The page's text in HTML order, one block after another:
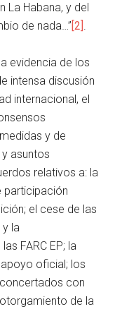
La Habana, y del
de nada…” [2] .
evidencia de los
intensa discusión
internacional, el
y de
asuntos
relativos a: la
participación
el cese de las
y la
FARC EP; la
oficial; los
con
de la